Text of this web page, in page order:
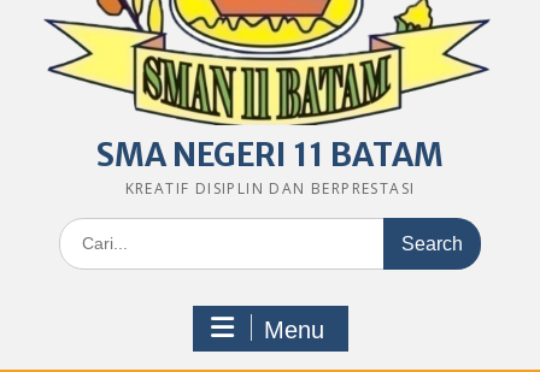
SMA NEGERI 11 BATAM
KREATIF DISIPLIN DAN BERPRESTASI
Search
for:
Menu